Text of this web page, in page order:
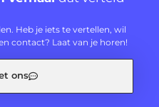
Heb je iets te vertellen, wil
contact? Laat van je horen!
ons